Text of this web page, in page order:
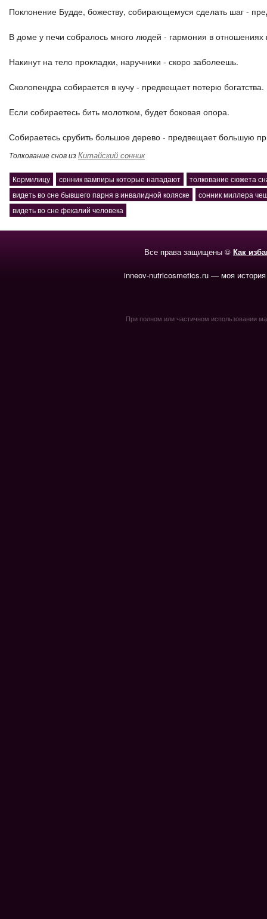
Поклонение Будде, божеству, собирающемуся сделать шаг -
В доме у печи собралось много людей - гармония в отношениях
Накинут на тело прокладки, наручники - скоро заболеешь.
Сколопендра собирается в кучу - предвещает потерю богатства.
Если собираетесь бить молотком, будет боковая опора.
Собираетесь срубить большое дерево - предвещает большую
Толкование снов изКитайский сонник
Кормилицу сонник вампиры которые нападают
толкование сюжета
видеть во сне бывшего парня в инвалидной коляске
сонник миллера
видеть во сне фекалий человека
Все права защищены © Как
inneov-nutricosmetics.ru — моя
При полном или частичном использовании